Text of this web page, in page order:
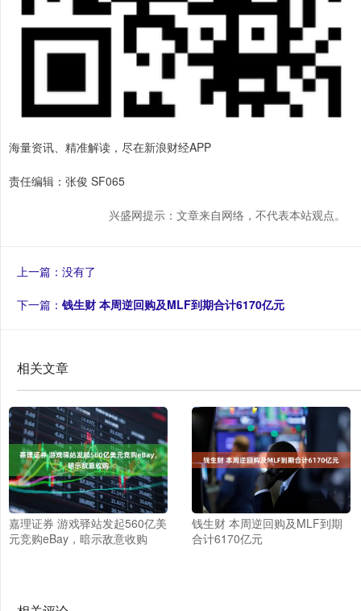
海量资讯、精准解读，尽在新浪财经APP
责任编辑：张俊 SF065
兴盛网提示：文章来自网络，不代表本站观点。
上一篇：没有了
下一篇： 钱生财 本周逆回购及MLF到期合计6170亿元
相关文章
嘉理证券 游戏驿站发起560亿美
元竞购eBay，暗示敌意收购
钱生财 本周逆回购及MLF到期
合计6170亿元